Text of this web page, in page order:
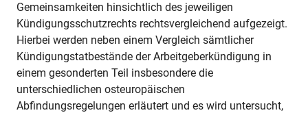
Gemeinsamkeiten hinsichtlich des jeweiligen
Kündigungsschutzrechts rechtsvergleichend aufgezeigt.
Hierbei werden neben einem Vergleich sämtlicher
Kündigungstatbestände der Arbeitgeberkündigung in
einem gesonderten Teil insbesondere die
unterschiedlichen osteuropäischen
Abfindungsregelungen erläutert und es wird untersucht,